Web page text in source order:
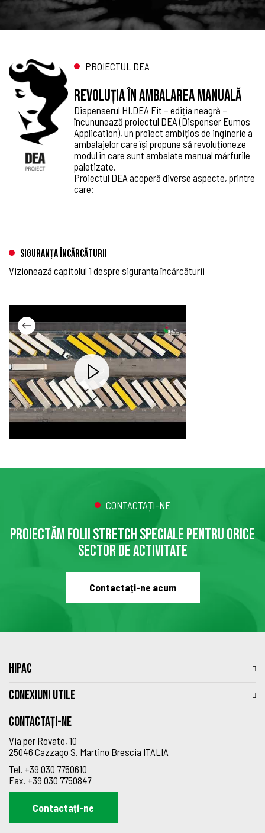
PROIECTUL DEA
Revoluţia în ambalarea manuală
Dispenserul HI.DEA Fit – ediția neagră –
încununează proiectul DEA (Dispenser Eumos
Application), un proiect ambițios de inginerie a
ambalajelor care își propune să revoluționeze
modul în care sunt ambalate manual mărfurile
paletizate.
Proiectul DEA acoperă diverse aspecte, printre
care:
SIGURANȚA ÎNCĂRCĂTURII
Vizionează capitolul 1 despre siguranța încărcăturii
CONTACTAȚI-NE
PROIECTĂM FOLII STRETCH SPECIALE PENTRU ORICE
SECTOR DE ACTIVITATE
Contactați-ne acum
HIPAC
CONEXIUNI UTILE
Contactați-ne
Via per Rovato, 10
25046 Cazzago S. Martino Brescia ITALIA
Tel. +39 030 7750610
Fax. +39 030 7750847
Contactați-ne